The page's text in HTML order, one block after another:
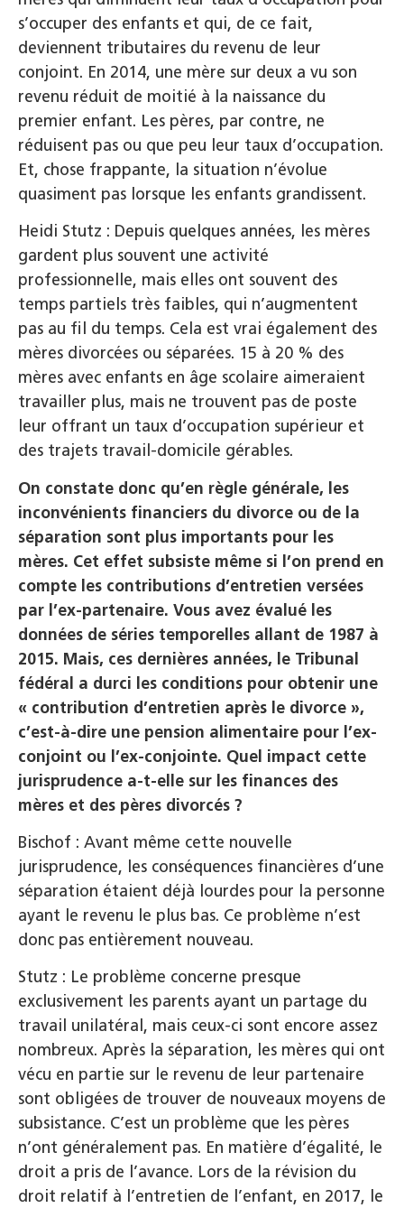
s’occuper des enfants et qui, de ce fait,
deviennent tributaires du revenu de leur
conjoint. En 2014, une mère sur deux a vu son
revenu réduit de moitié à la naissance du
premier enfant. Les pères, par contre, ne
réduisent pas ou que peu leur taux d’occupation.
Et, chose frappante, la situation n’évolue
quasiment pas lorsque les enfants grandissent.
Heidi Stutz : Depuis quelques années, les mères
gardent plus souvent une activité
professionnelle, mais elles ont souvent des
temps partiels très faibles, qui n’augmentent
pas au fil du temps. Cela est vrai également des
mères divorcées ou séparées. 15 à 20 % des
mères avec enfants en âge scolaire aimeraient
travailler plus, mais ne trouvent pas de poste
leur offrant un taux d’occupation supérieur et
des trajets travail-domicile gérables.
On constate donc qu’en règle générale, les
inconvénients financiers du divorce ou de la
séparation sont plus importants pour les
mères. Cet effet subsiste même si l’on prend en
compte les contributions d’entretien versées
par l’ex-partenaire. Vous avez évalué les
données de séries temporelles allant de 1987 à
2015. Mais, ces dernières années, le Tribunal
fédéral a durci les conditions pour obtenir une
« contribution d’entretien après le divorce »,
c’est-à-dire une pension alimentaire pour l’ex-
conjoint ou l’ex-conjointe. Quel impact cette
jurisprudence a-t-elle sur les finances des
mères et des pères divorcés ?
Bischof : Avant même cette nouvelle
jurisprudence, les conséquences financières d’une
séparation étaient déjà lourdes pour la personne
ayant le revenu le plus bas. Ce problème n’est
donc pas entièrement nouveau.
Stutz : Le problème concerne presque
exclusivement les parents ayant un partage du
travail unilatéral, mais ceux-ci sont encore assez
nombreux. Après la séparation, les mères qui ont
vécu en partie sur le revenu de leur partenaire
sont obligées de trouver de nouveaux moyens de
subsistance. C’est un problème que les pères
n’ont généralement pas. En matière d’égalité, le
droit a pris de l’avance. Lors de la révision du
droit relatif à l’entretien de l’enfant, en 2017, le